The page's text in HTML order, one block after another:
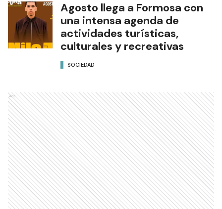
Agosto llega a Formosa con
una intensa agenda de
actividades turísticas,
culturales y recreativas
SOCIEDAD
Ads